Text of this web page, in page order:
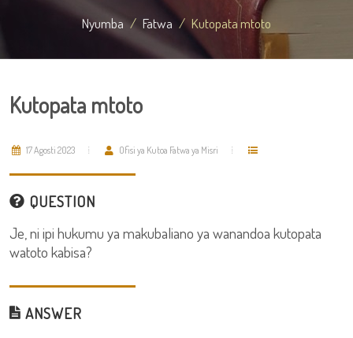
Nyumba Fatwa Kutopata mtoto
Kutopata mtoto
17 Agosti 2023 Ofisi ya Kutoa Fatwa ya Misri
QUESTION
Je, ni ipi hukumu ya makubaliano ya wanandoa kutopata
watoto kabisa?
ANSWER